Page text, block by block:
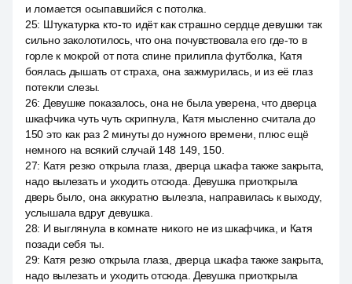
и ломается осыпавшийся с потолка.
25: Штукатурка кто-то идёт как страшно сердце девушки так
сильно заколотилось, что она почувствовала его где-то в
горле к мокрой от пота спине прилипла футболка, Катя
боялась дышать от страха, она зажмурилась, и из её глаз
потекли слезы.
26: Девушке показалось, она не была уверена, что дверца
шкафчика чуть чуть скрипнула, Катя мысленно считала до
150 это как раз 2 минуты до нужного времени, плюс ещё
немного на всякий случай 148 149, 150.
27: Катя резко открыла глаза, дверца шкафа также закрыта,
надо вылезать и уходить отсюда. Девушка приоткрыла
дверь было, она аккуратно вылезла, направилась к выходу,
услышала вдруг девушка.
28: И выглянула в комнате никого не из шкафчика, и Катя
позади себя ты.
29: Катя резко открыла глаза, дверца шкафа также закрыта,
надо вылезать и уходить отсюда. Девушка приоткрыла